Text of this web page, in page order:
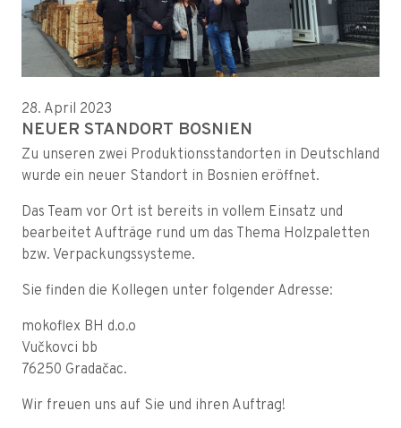
28. April 2023
NEUER STANDORT BOSNIEN
Zu unseren zwei Produktionsstandorten in Deutschland
wurde ein neuer Standort in Bosnien eröffnet.
Das Team vor Ort ist bereits in vollem Einsatz und
bearbeitet Aufträge rund um das Thema Holzpaletten
bzw. Verpackungssysteme.
Sie finden die Kollegen unter folgender Adresse:
mokoflex BH d.o.o
Vučkovci bb
76250 Gradačac.
Wir freuen uns auf Sie und ihren Auftrag!